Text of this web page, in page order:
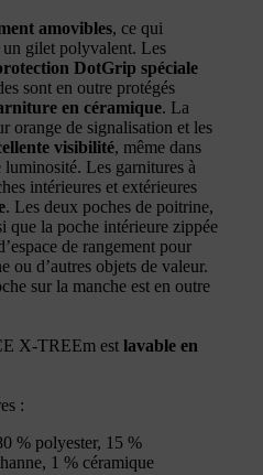
amovibles, ce qui
un gilet polyvalent. Les
DotGrip spéciale
sont en outre protégés
en céramique. La
orange de signalisation et les
visibilité, même dans
Les garnitures à
intérieures et extérieures
. Les deux poches de poitrine,
que la poche intérieure zippée
de rangement pour
ou d’autres objets de valeur.
sur la manche est en outre
X-TREEm est lavable en
:
% polyester, 15 %
1 % céramique